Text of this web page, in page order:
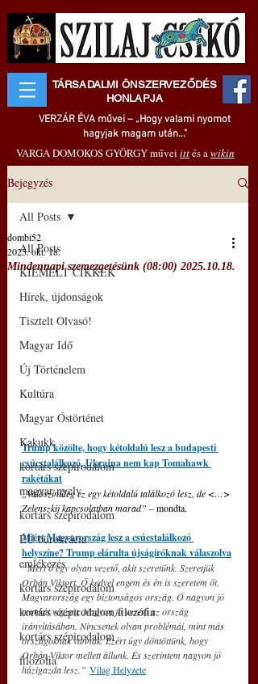
TÁRSADALMI ÖNSZERVEZŐDÉS
HONLAPJA
VERZÁR ÉVA művei – „Hogy valami nyomot
hagyjak magam után..."
VARGA DOMOKOS GYÖRGY művei ittés awikin
Bejegyzés
All Posts
KIEMELT CIKKEK
Hírek, újdonságok
Tisztelt Olvasó!
Magyar Idő
Új Történelem
Kultúra
Magyar Őstörténet
Kakukk
kortárs szépirodalom
magyar nyelv
kortárs szépirodalom
EU bürokrácia
emlékezés
kortárs szépirodalom
kortárs szépirodalom filozófia
kortárs szépirodalom
filozófia
All Posts
Mindennapi szemezgetésünk (08:00) 2025.10.18.
dombi52
2025. okt. 18.
Trump közölte, hogy kétoldalú lesz a budapesti
csúcstalálkozó, Ukrajna nem kap Tomahawk
rakétákat
„Valószínűleg ez egy kétoldalú találkozó lesz, de <…>
Zelenszkij kapcsolatban marad” – mondta.
Miért Magyarország lesz a csúcstalálkozó
helyszíne? Trump elárulta újságíróknak válaszolva
“Mert ő egy olyan vezető, akit szeretünk. Szeretjük
Orbán Viktort. Ő kedvel engem és én is szeretem őt.
Magyarország egy biztonságos ország. Ő nagyon jó
munkát végzett. Nagyon jó vezető az ország
irányításában. Nincsenek olyan problémái, mint más
országoknak vannak. Ezért úgy döntöttünk, hogy
Orbán Viktor mellett állunk. És szerintem nagyon jó
házigazda lesz.” Vilag Helyzete